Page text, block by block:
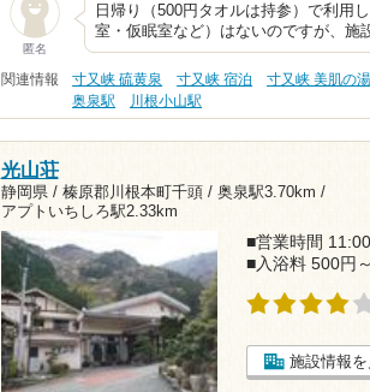
匿名
日帰り（500円タオルは持参）で利用
室・仮眠室など）はないのですが、
関連情報 寸又峡 硫黄泉 寸又峡 宿泊 寸又峡 美肌の湯
奥泉駅
川根小山駅
光山荘
静岡県 / 榛原郡川根本町千頭 / 奥泉駅3.70km /
アプトいちしろ駅2.33km
■営業時間
■入浴料 500円～
施設情報を